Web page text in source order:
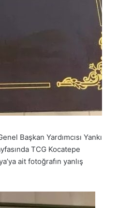
Başkan Yardımcısı Yankı
TCG Kocatepe
ait fotoğrafın yanlış